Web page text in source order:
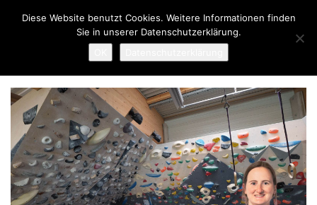
überspringen
primären
Zum
Inhalt
springen
Diese Website benutzt Cookies. Weitere Informationen finden
Sie in unserer Datenschutzerklärung.